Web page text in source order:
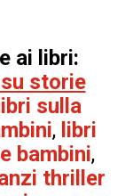
ai libri:
su storie
libri sulla
, libri
bambini,
thriller